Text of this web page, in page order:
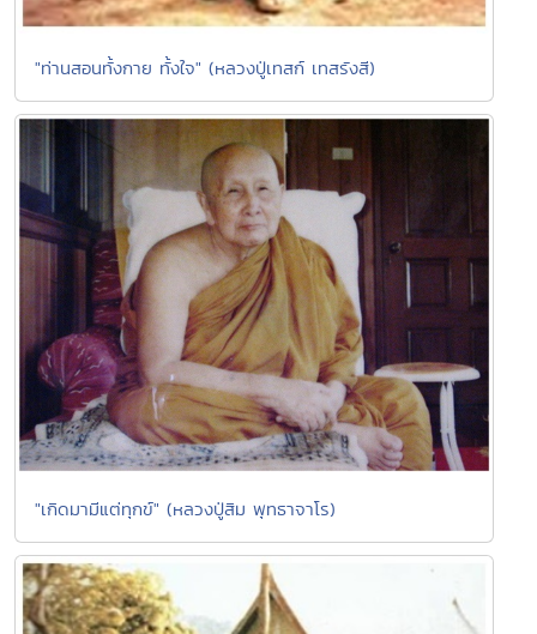
"ท่านสอนทั้งกาย ทั้งใจ" (หลวงปู่เทสก์ เทสรังสี)
"เกิดมามีแต่ทุกข์" (หลวงปู่สิม พุทธาจาโร)